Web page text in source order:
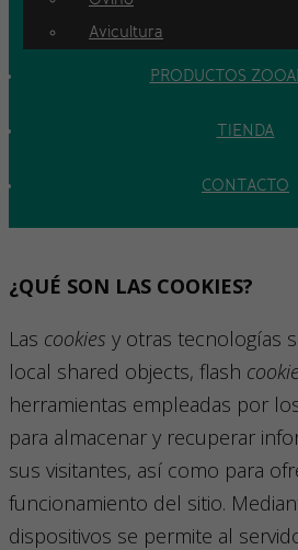
Avicultura
PRODUCTOS
TIENDA
CONTACTO
¿QUÉ SON LAS COOKIES?
Las cookies y otras tecnologías
local shared objects, flash
herramientas empleadas por
para almacenar y recuperar
sus visitantes, así como para
funcionamiento del sitio.
dispositivos se permite al